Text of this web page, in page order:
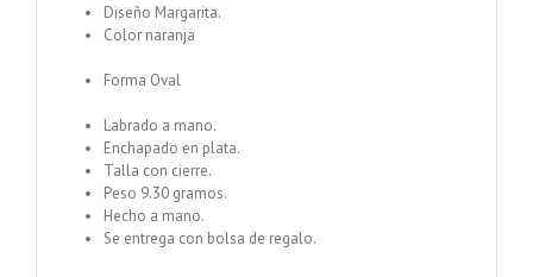
Diseño Margarita.
Color naranja
Forma Oval
Labrado a mano.
Enchapado en plata.
Talla con cierre.
Peso 9.30 gramos.
Hecho a mano.
Se entrega con bolsa de regalo.